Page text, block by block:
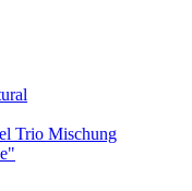
Trio Mischung